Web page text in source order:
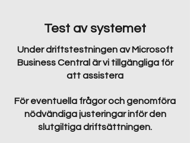
Test av systemet
Under driftstestningen av Microsoft
Business Central är vi tillgängliga för
att assistera
För eventuella frågor och genomföra
nödvändiga justeringar inför den
slutgiltiga driftsättningen.